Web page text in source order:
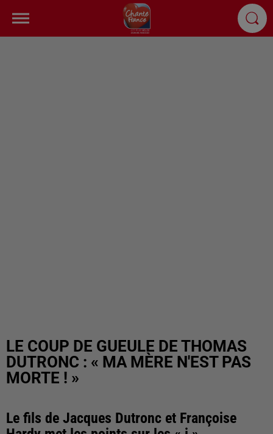
LE COUP DE GUEULE DE THOMAS
DUTRONC : « MA MÈRE N'EST PAS
MORTE ! »
Le fils de Jacques Dutronc et Françoise